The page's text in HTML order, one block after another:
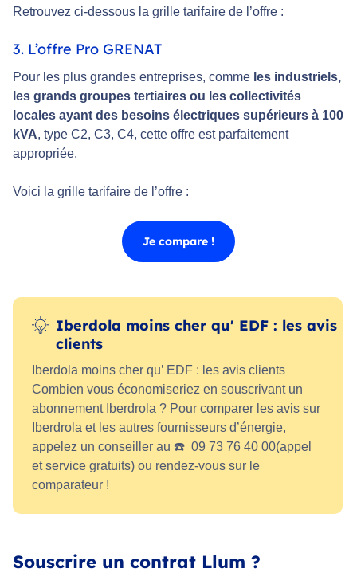
Retrouvez ci-dessous la grille tarifaire de l’offre :
3. L’offre Pro GRENAT
Pour les plus grandes entreprises, comme les industriels,
les grands groupes tertiaires ou les collectivités
locales ayant des besoins électriques supérieurs à 100
kVA, type C2, C3, C4, cette offre est parfaitement
appropriée.
Voici la grille tarifaire de l’offre :
Je compare !
Iberdola moins cher qu' EDF : les avis
clients
Iberdola moins cher qu’ EDF : les avis clients
Combien vous économiseriez en souscrivant un
abonnement Iberdrola ? Pour comparer les avis sur
Iberdrola et les autres fournisseurs d’énergie,
appelez un conseiller au ☎️ 09 73 76 40 00(appel
et service gratuits) ou rendez-vous sur le
comparateur !
Souscrire un contrat Llum ?